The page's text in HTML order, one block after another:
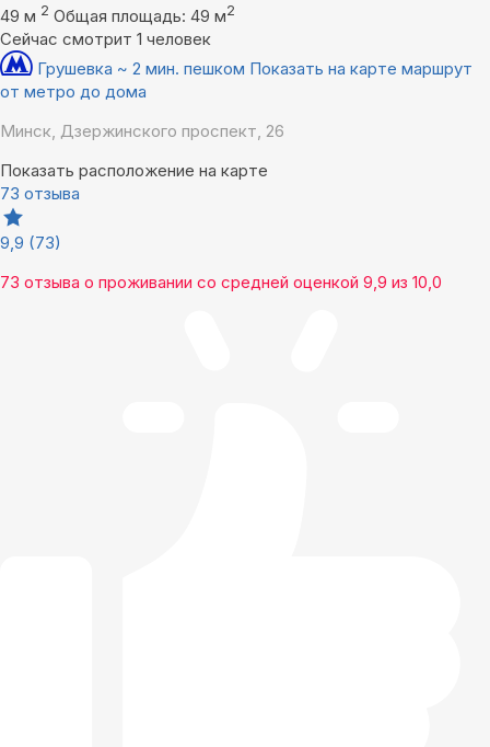
49 м 2 Общая площадь: 49 м2
Сейчас смотрит 1 человек
Грушевка ~ 2 мин. пешком Показать на карте маршрут
от метро до дома
Минск, Дзержинского проспект, 26
Показать расположение на карте
73 отзыва
9,9 (73)
73 отзыва о проживании со средней оценкой 9,9 из 10,0